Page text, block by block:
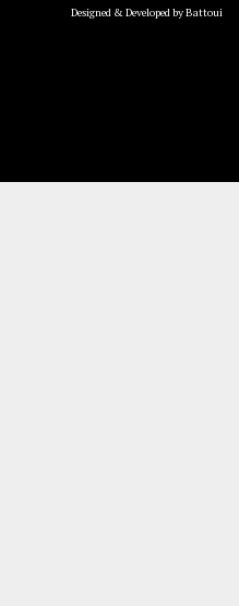
Designed & Developed by Battoui